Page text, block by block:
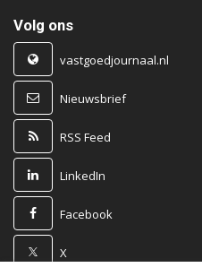
Volg ons
vastgoedjournaal.nl
Nieuwsbrief
RSS Feed
LinkedIn
Facebook
X